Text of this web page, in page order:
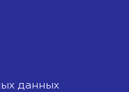
данных